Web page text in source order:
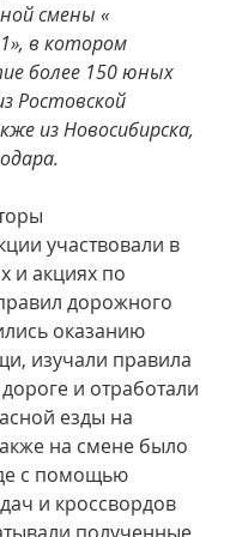
смены «
в котором
более 150 юных
Ростовской
из Новосибирска,
участвовали в
и акциях по
дорожного
оказанию
изучали правила
и отработали
езды на
на смене было
с помощью
и кроссвордов